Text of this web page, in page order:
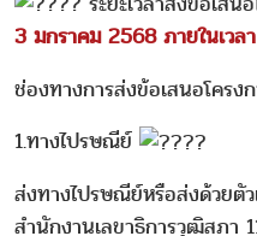
3 มกราคม 2568 ภายในเวล
ช่องทางการส่งข้อเสนอโคร
1.ทางไปรษณีย์
ส่งทางไปรษณีย์หรือส่งด้วยตั
สำนักงานเลขาธิการวุฒิสภา